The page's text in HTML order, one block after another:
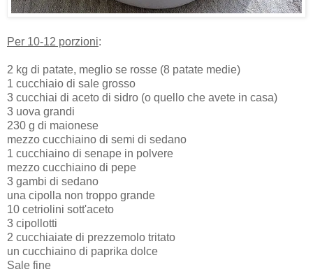
Per 10-12 porzioni:
2 kg di patate, meglio se rosse (8 patate medie)
1 cucchiaio di sale grosso
3 cucchiai di aceto di sidro (o quello che avete in casa)
3 uova grandi
230 g di maionese
mezzo cucchiaino di semi di sedano
1 cucchiaino di senape in polvere
mezzo cucchiaino di pepe
3 gambi di sedano
una cipolla non troppo grande
10 cetriolini sott'aceto
3 cipollotti
2 cucchiaiate di prezzemolo tritato
un cucchiaino di paprika dolce
Sale fine